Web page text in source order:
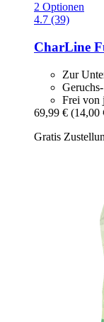
2 Optionen
4.7 (39)
CharLine
Zur
Frei von
69,99 € (14,00
Gratis